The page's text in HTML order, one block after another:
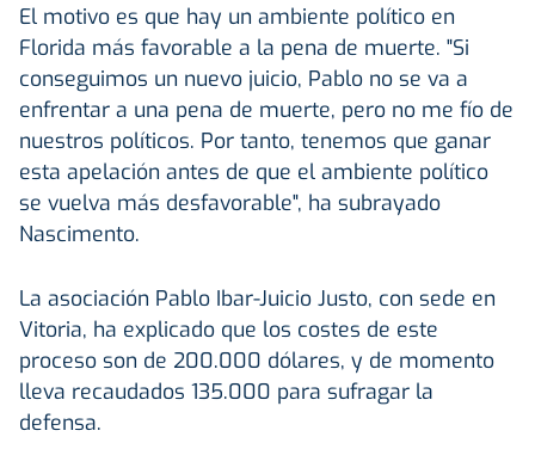
El motivo es que hay un ambiente político en
Florida más favorable a la pena de muerte. "Si
conseguimos un nuevo juicio, Pablo no se va a
enfrentar a una pena de muerte, pero no me fío de
nuestros políticos. Por tanto, tenemos que ganar
esta apelación antes de que el ambiente político
se vuelva más desfavorable", ha subrayado
Nascimento.
La asociación Pablo Ibar-Juicio Justo, con sede en
Vitoria, ha explicado que los costes de este
proceso son de 200.000 dólares, y de momento
lleva recaudados 135.000 para sufragar la
defensa.